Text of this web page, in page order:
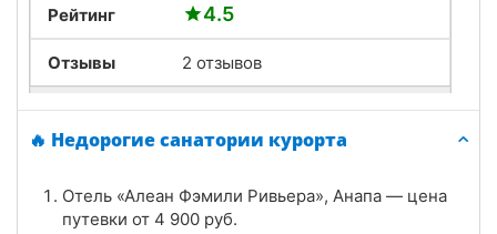
Рейтинг 4.5
Отзывы 2 отзывов
Санаторий «ДиЛУЧ», Анапа
Цена в сутки 4 000 руб.
Рейтинг 4.7
🔥 Недорогие санатории курорта
Отель «Алеан Фэмили Ривьера», Анапа — цена
путевки от 4 900 руб.